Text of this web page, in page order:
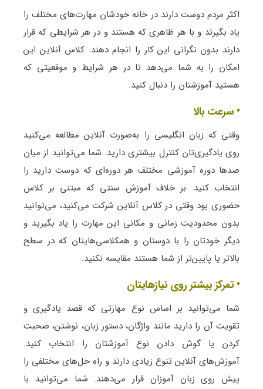
اکثر مردم دوست دارند در خانه خودشان مهارت‌های مختلف را
یاد بگیرند و با هر ظاهری که هستند و در هر شرایطی که قرار
دارند بدون نگرانی این کار را انجام دهند. کلاس آنلاین این
امکان را به شما می‌دهد تا در هر شرایط و موقعیتی که
هستید آموزشتان را دنبال کنید.
• سرعت بالا
وقتی که زبان انگلیسی را به‌صورت آنلاین مطالعه می‌کنید
روی یادگیری‌تان کنترل بیشتری دارید. شما می‌توانید از میان
صدها دوره آموزشی مختلف هر دوره‌ای که دوست دارید را
انتخاب کنید. بر خلاف آموزش سنتی که مبتنی بر کلاس
حضوری بود وقتی در کلاس آنلاین شرکت می‌کنید، می‌توانید
بدون محدودیت زمانی و مکانی این مهارت را یاد بگیرید و
دیگر خودتان را با دوستان و همکلاسی‌هایتان که در سطح
بالاتر یا پایین‌تر از شما هستند مقایسه نکنید.
• تمرکز بیشتر روی نیازهایتان
شما می‌توانید بر اساس نوع مهارتی که قصد یادگیری و
تقویت آن را دارید مانند واژگان، دستور زبان، نوشتن، صحبت
کردن یا گوش دادن نوع آموزشتان را انتخاب کنید.
آموزش‌های آنلاین تنوع زیادی دارند و راه حل‌های مختلفی را
پیش روی زبان آموزان قرار می‌دهند. شما می‌توانید با